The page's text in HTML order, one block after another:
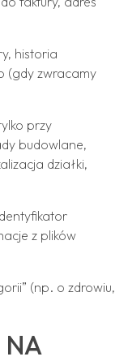
historia
(gdy zwracamy
przy
budowlane,
działki,
z plików
(np. o zdrowiu,
NA